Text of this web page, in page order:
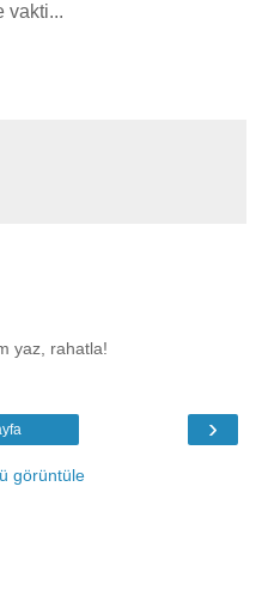
vakti...
yaz, rahatla!
›
görüntüle